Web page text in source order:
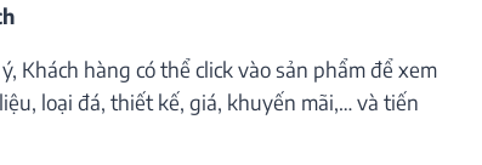
Khách hàng có thể click vào sản phẩm để xem
loại đá, thiết kế, giá, khuyến mãi,… và tiến